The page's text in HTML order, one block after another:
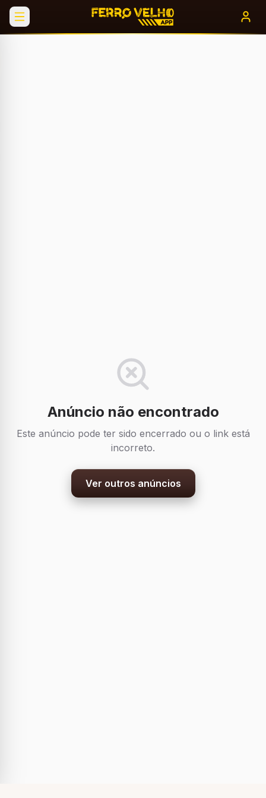
Anúncio não encontrado
Este anúncio pode ter sido encerrado ou o link está
incorreto.
Ver outros anúncios